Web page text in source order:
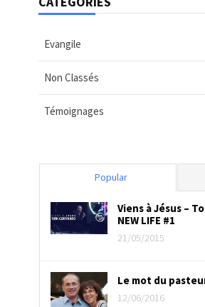
Evangile
Non Classés
Témoignages
Popular
Viens à Jésus –
NEW LIFE #1
21/05/2015
Le mot du
12/06/2016